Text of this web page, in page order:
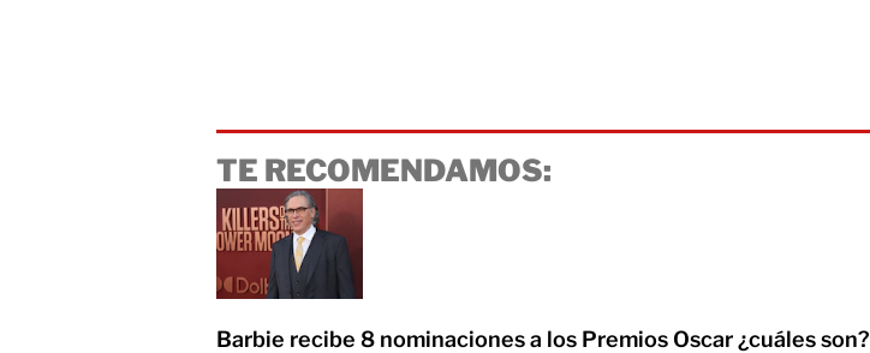
TE RECOMENDAMOS:
Barbie recibe 8 nominaciones a los Premios Oscar ¿cuáles son?